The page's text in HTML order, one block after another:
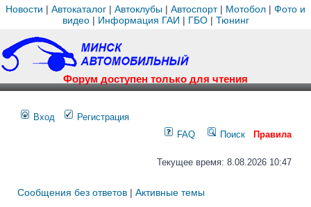
Новости | Автокаталог | Автоклубы | Автоспорт| Мотобол | Фото и
видео| Информация ГАИ | ГБО| Тюнинг
Форум доступен только для чтения
Вход
Регистрация
FAQ
Поиск Правила
Текущее время: 8.08.2026 10:47
Сообщения без ответов | Активные темы